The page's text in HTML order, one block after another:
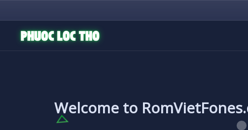
Welcome to